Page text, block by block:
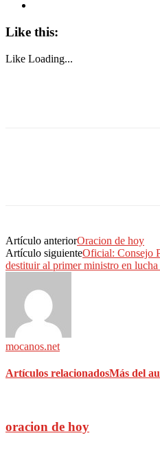
Like this:
Like Loading...
Artículo anteriorOracion de hoy
Artículo siguienteOficial: Consejo
destituir al primer ministro en lucha
mocanos.net
Artículos relacionadosMás del
oracion de hoy